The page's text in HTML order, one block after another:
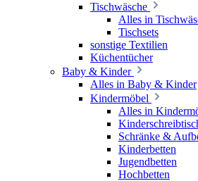
Tischwäsche
Alles in
Tischsets
sonstige Textilien
Küchentücher
Baby & Kinder
Alles in Baby & Kinder
Kindermöbel
Alles in
Schränke &
Kinderbetten
Jugendbetten
Hochbetten